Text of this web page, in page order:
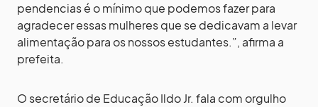
pendencias é o mínimo que podemos fazer para
agradecer essas mulheres que se dedicavam a levar
alimentação para os nossos estudantes.”, afirma a
prefeita.
O secretário de Educação Ildo Jr. fala com orgulho